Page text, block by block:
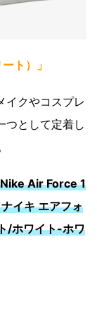
ト）」
イクやコスプレ
つとして定着し
Air Force 1
イキ エアフォ
/ホワイト-ホワ